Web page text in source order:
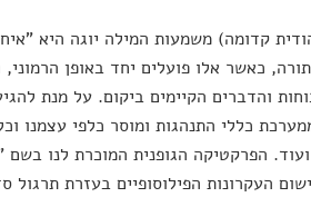
קדומה) משמעות המילה יוגה היא
כאשר אלו פועלים יחד באופן הרמוני,
והדברים הקיימים ביקום. על מנת
כללי התנהגות ומוסר כלפי עצמנו
הפרקטיקה הגופנית המוכרת לנו
העקרונות הפילוסופיים בעזרת תרגול